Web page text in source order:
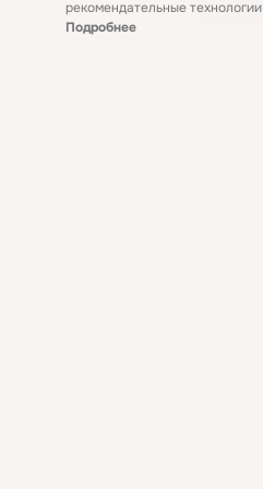
рекомендательные технологии
Подробнее